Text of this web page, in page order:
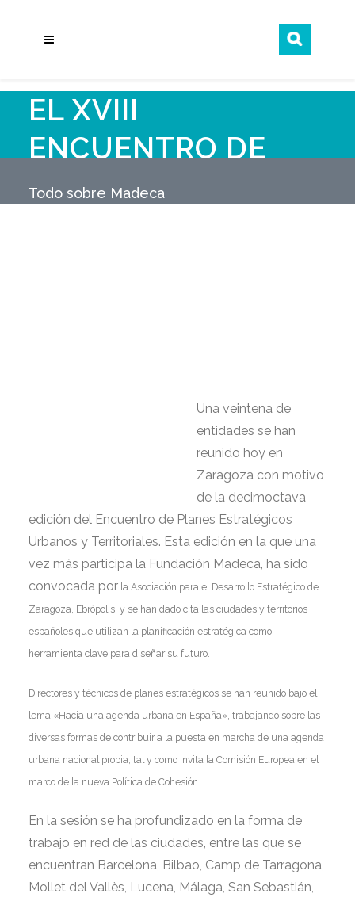
EL XVIII
ENCUENTRO DE
PLANES
Todo sobre Madeca
Una veintena de
entidades se han
reunido hoy en
Zaragoza con motivo
de la decimoctava
edición del Encuentro de Planes Estratégicos
Urbanos y Territoriales. Esta edición en la que una
vez más participa la Fundación Madeca, ha sido
convocada porla Asociación para el Desarrollo Estratégico de
Zaragoza, Ebrópolis, y se han dado cita las ciudades y territorios
españoles que utilizan la planificación estratégica como
herramienta clave para diseñar su futuro.
Directores y técnicos de planes estratégicos se han reunido bajo el
lema «Hacia una agenda urbana en España», trabajando sobre las
diversas formas de contribuir a la puesta en marcha de una agenda
urbana nacional propia, tal y como invita la Comisión Europea en el
marco de la nueva Política de Cohesión.
En la sesión se ha profundizado en la forma de
trabajo en red de las ciudades, entre las que se
encuentran Barcelona, Bilbao, Camp de Tarragona,
Mollet del Vallès, Lucena, Málaga, San Sebastián,